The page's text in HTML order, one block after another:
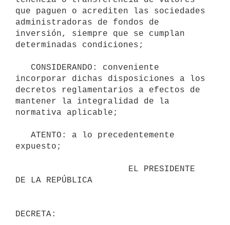
que paguen o acrediten las sociedades
administradoras de fondos de
inversión, siempre que se cumplan
determinadas condiciones;
incorporar dichas disposiciones a los
decretos reglamentarios a efectos de
mantener la integralidad de la
normativa aplicable;
expuesto;
DE LA REPÚBLICA